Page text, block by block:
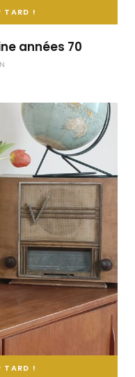
TARD !
années 70
TARD !